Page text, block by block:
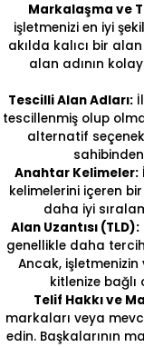
Markalaşma ve
işletmenizi en iyi
akılda kalıcı bir
alan adının
Tescilli Alan Adları:
tescillenmiş olup
alternatif
Anahtar Kelimeler:
kelimelerini içeren
daha iyi
Alan Uzantısı (TLD):
genellikle daha
Ancak,
kitlenize bağlı
Telif Hakkı ve
markaları veya
edin. Başkalarının